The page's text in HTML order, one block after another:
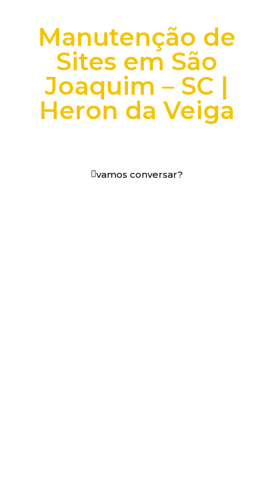
Manutenção de
Sites em São
Joaquim – SC |
Heron da Veiga
vamos conversar?